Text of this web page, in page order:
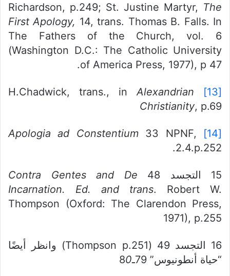
Richardson, p.249; St. Justine Martyr, The
First Apology, 14, trans. Thomas B. Falls. In
The Fathers of the Church, vol. 6
(Washington D.C.: The Catholic University
of America Press, 1977), p 47.
[13]
Alexandrian
Christianity, p.69
[14]
Apologia ad Constentium33 NPNF,
2.4.p.252.
15 التجسد 48
Contra Gentes and De
Incarnation. Ed. and trans. Robert W.
Thompson (Oxford: The Clarendon Press,
1971), p.255
16 التجسد 49 (Thompson p.251) وانظر أيضًا
“حياة أنطونيوس” 79ـ8
0